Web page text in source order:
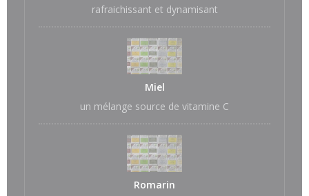
rafraichissant et dynamisant
Miel
un mélange source de vitamine C
Romarin